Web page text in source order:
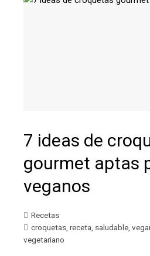
7 ideas de
gourmet aptas
veganos
Recetas
croquetas receta saludable
vegetariano